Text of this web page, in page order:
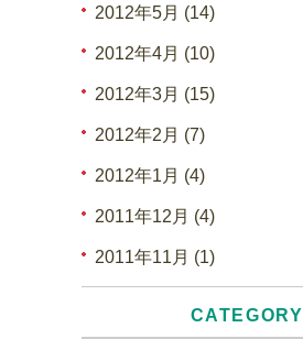
2012年5月 (14)
2012年4月 (10)
2012年3月 (15)
2012年2月 (7)
2012年1月 (4)
2011年12月 (4)
2011年11月 (1)
CATEGORY